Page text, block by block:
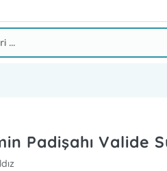
Padişahı Valide